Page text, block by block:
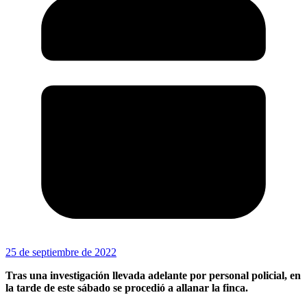
25 de septiembre de 2022
Tras una investigación llevada adelante por personal policial, en
la tarde de este sábado se procedió a allanar la finca.